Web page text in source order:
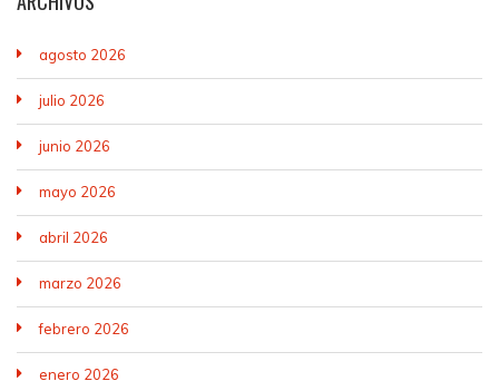
agosto 2026
julio 2026
junio 2026
mayo 2026
abril 2026
marzo 2026
febrero 2026
enero 2026